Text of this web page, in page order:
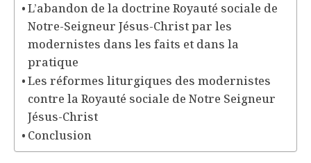
L’abandon de la doctrine Royauté sociale de
Notre-Seigneur Jésus-Christ par les
modernistes dans les faits et dans la
pratique
Les réformes liturgiques des modernistes
contre la Royauté sociale de Notre Seigneur
Jésus-Christ
Conclusion